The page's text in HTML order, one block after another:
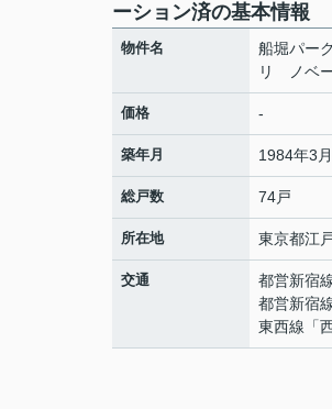
ーション済の基本情報
物件名
船堀パー
リ ノベ
価格 -
築年月 1984年3
総戸数 74戸
所在地 東京都江
交通 都営新宿
都営新宿
東西線 「